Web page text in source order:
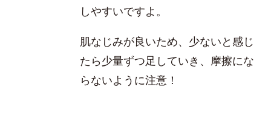
しやすいですよ。
肌なじみが良いため、少ないと感じ
たら少量ずつ足していき、摩擦にな
らないように注意！